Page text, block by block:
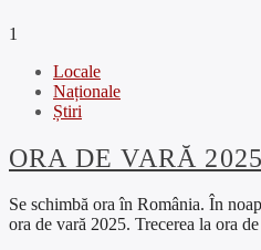
1
Locale
Naționale
Știri
ORA DE VARĂ
Se schimbă ora în România. În
ora de vară 2025. Trecerea la ora